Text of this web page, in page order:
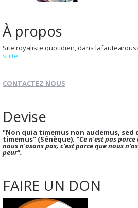
À propos
Site royaliste quotidien, dans
suite
CONTACTEZ NOUS
Devise
"Non quia timemus non audemus, sed
timemus" (Sénèque). "Ce n'est pas
nous n'osons pas; c'est parce que nous
peur".
FAIRE UN DON